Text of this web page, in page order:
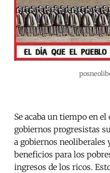
Se acaba un tiempo en
gobiernos progresistas
a gobiernos neoliberales
beneficios para los
ingresos de los ricos.